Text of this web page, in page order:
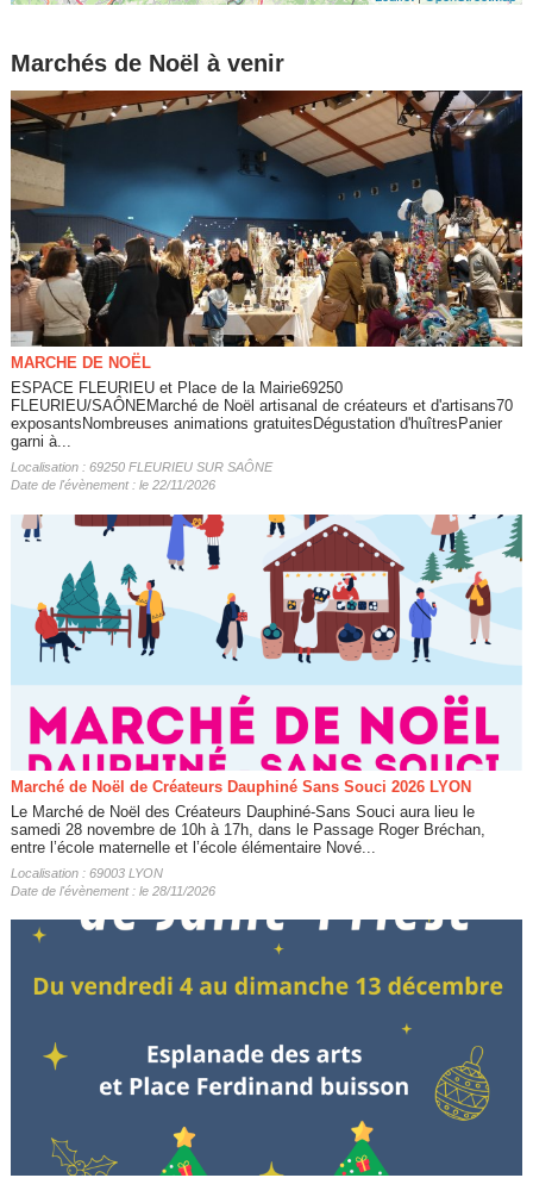
Marchés de Noël à venir
MARCHE DE NOËL
ESPACE FLEURIEU et Place de la Mairie69250
FLEURIEU/SAÔNEMarché de Noël artisanal de créateurs et d'artisans70
exposantsNombreuses animations gratuitesDégustation d'huîtresPanier
garni à...
Localisation : 69250 FLEURIEU SUR SAÔNE
Date de l'évènement : le 22/11/2026
Marché de Noël de Créateurs Dauphiné Sans Souci 2026 LYON
Le Marché de Noël des Créateurs Dauphiné-Sans Souci aura lieu le
samedi 28 novembre de 10h à 17h, dans le Passage Roger Bréchan,
entre l’école maternelle et l’école élémentaire Nové...
Localisation : 69003 LYON
Date de l'évènement : le 28/11/2026